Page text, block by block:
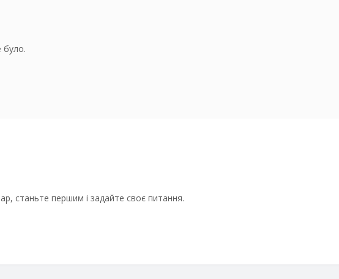
було.
станьте першим і задайте своє питання.